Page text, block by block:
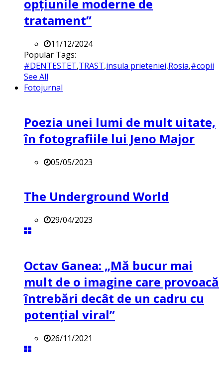
opțiunile moderne de
tratament”
11/12/2024
Popular Tags:
#DENTESTET,TRAST,insula prieteniei,Rosia,#copii
See All
Fotojurnal
Poezia unei lumi de mult uitate,
în fotografiile lui Jeno Major
05/05/2023
The Underground World
29/04/2023
Octav Ganea: „Mă bucur mai
mult de o imagine care provoacă
întrebări decât de un cadru cu
potenţial viral”
26/11/2021